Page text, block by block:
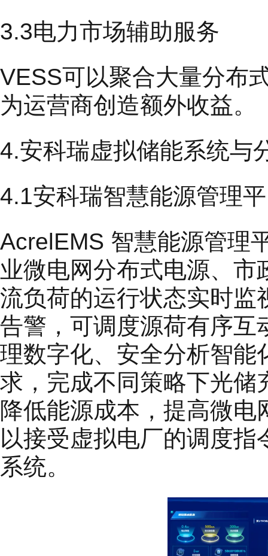
3.3电力市场辅助服务
VESS可以聚合大量分布
为运营商创造额外收益。
4.安科瑞虚拟储能系统与
4.1安科瑞智慧能源管理
AcrelEMS 智慧能源管理
业微电网分布式电源、
流负荷的运行状态实时监
告警，可调度源荷有序互
理数字化、安全分析智能
求，完成不同策略下光储
降低能源成本，提高微
以接受虚拟电厂的调度
系统。